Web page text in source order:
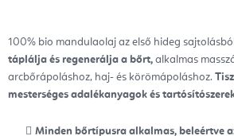
100% bio mandulaolaj az első hideg
táplálja és regenerálja a bőrt, alkalmas
arcbőrápoláshoz, haj- és körömápoláshoz.
mesterséges adalékanyagok és
Minden bőrtípusra alkalmas, beleértve